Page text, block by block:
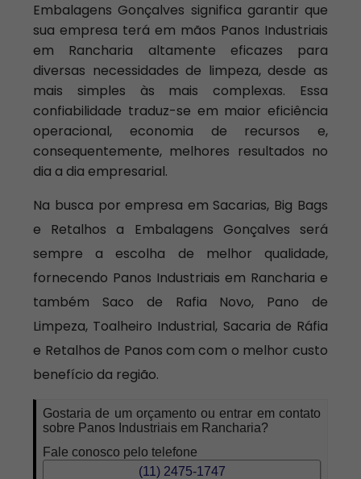
Embalagens Gonçalves significa garantir que
sua empresa terá em mãos Panos Industriais
em Rancharia altamente eficazes para
diversas necessidades de limpeza, desde as
mais simples às mais complexas. Essa
confiabilidade traduz-se em maior eficiência
operacional, economia de recursos e,
consequentemente, melhores resultados no
dia a dia empresarial.
Na busca por empresa em Sacarias, Big Bags
e Retalhos a Embalagens Gonçalves será
sempre a escolha de melhor qualidade,
fornecendo Panos Industriais em Rancharia e
também Saco de Rafia Novo, Pano de
Limpeza, Toalheiro Industrial, Sacaria de Ráfia
e Retalhos de Panos com com o melhor custo
benefício da região.
Gostaria de um orçamento ou entrar em contato
sobre Panos Industriais em Rancharia?
Fale conosco pelo telefone
(11) 2475-1747